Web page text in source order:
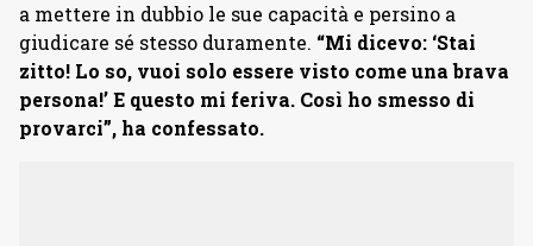
a mettere in dubbio le sue capacità e persino a
giudicare sé stesso duramente. “Mi dicevo: ‘Stai
zitto! Lo so, vuoi solo essere visto come una brava
persona!’ E questo mi feriva. Così ho smesso di
provarci”, ha confessato.